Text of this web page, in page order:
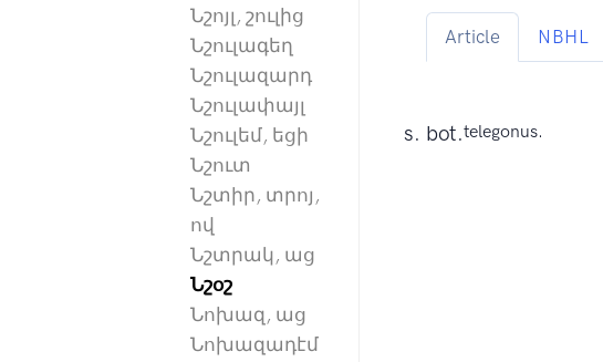
Նշոյլ, շուլից
Նշուլագեղ
Նշուլազարդ
Նշուլափայլ
Նշուլեմ, եցի
Նշուտ
Նշտիր, տրոյ,
ով
Նշտրակ, աց
Նշօշ
Նոխազ, աց
Նոխազադէմ
Article NBHL
s. bot.telegonus.